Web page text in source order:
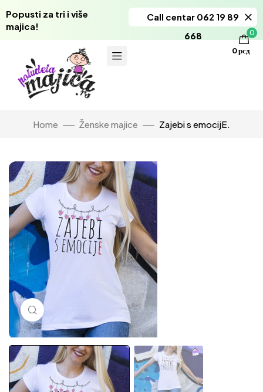
Popusti za tri i više
majica!
Call centar 062 19 89
668
0
0рсд
Home Ženske majice Zajebi s emocijE.